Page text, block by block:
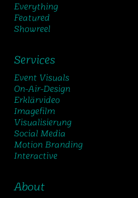
Everything
Featured
Showreel
Services
Event Visuals
On-Air-Design
Erklärvideo
Imagefilm
Visualisierung
Social Media
Motion Branding
Interactive
About